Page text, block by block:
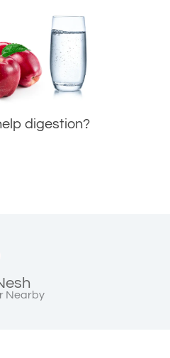
digestion?
Nearby